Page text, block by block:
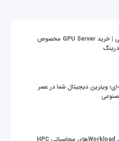
قیمت سرور گرافیکی | خرید GPU Server مخصوص
ویترین دیجیتال شما در عصر